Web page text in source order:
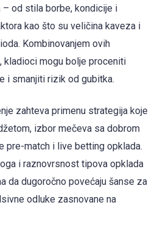
– od stila borbe, kondicije i
kao što su veličina kaveza i
Kombinovanjem ovih
kladioci mogu bolje proceniti
i smanjiti rizik od gubitka.
zahteva primenu strategija koje
izbor mečeva sa dobrom
pre-match i live betting opklada.
i raznovrsnost tipova opklada
da dugoročno povećaju šanse za
odluke zasnovane na